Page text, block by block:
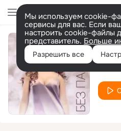
Мы используем cookie-
сервисы для вас. Если
настроить cookie-файлы
представитель. Больше
Разрешить все